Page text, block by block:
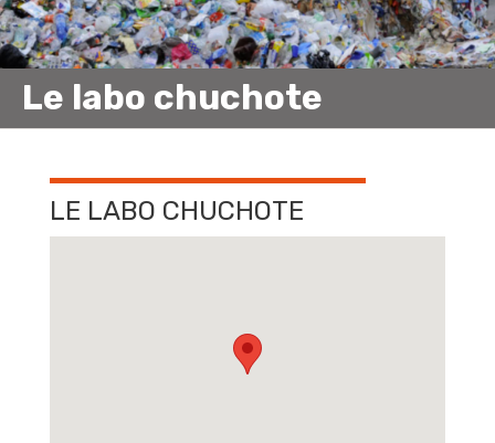
Le labo chuchote
LE LABO CHUCHOTE